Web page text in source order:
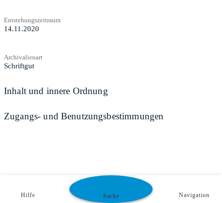
Entstehungszeitraum
14.11.2020
Archivalienart
Schriftgut
Inhalt und innere Ordnung
Zugangs- und Benutzungsbestimmungen
Hilfe Suche Navigation